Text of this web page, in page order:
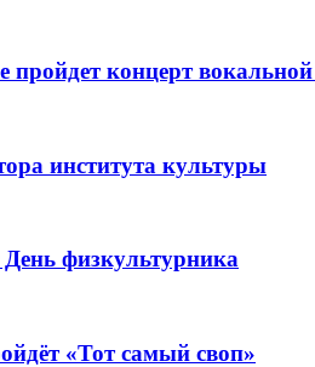
пройдет концерт
института культуры
физкультурника
«Тот самый своп»